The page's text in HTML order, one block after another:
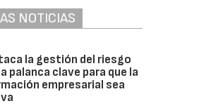
NOTICIAS
la gestión del riesgo
palanca clave para que la
empresarial sea